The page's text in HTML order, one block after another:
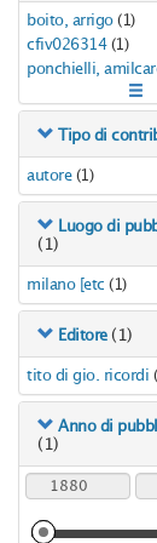
boito, arrigo (1)
cfiv026314 (1)
ponchielli,
Tipo di
autore (1)
Luogo di
(1)
milano [etc (1)
Editore (1)
tito di gio. ricordi
Anno di
(1)